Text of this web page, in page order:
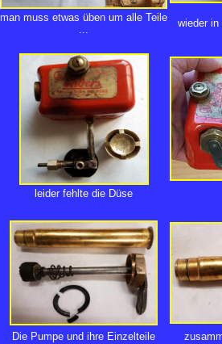
man muss etwas üben um alle Teile
...
wieder
leider fehlte die Düse
Die Pumpe und ihre Einzelteile